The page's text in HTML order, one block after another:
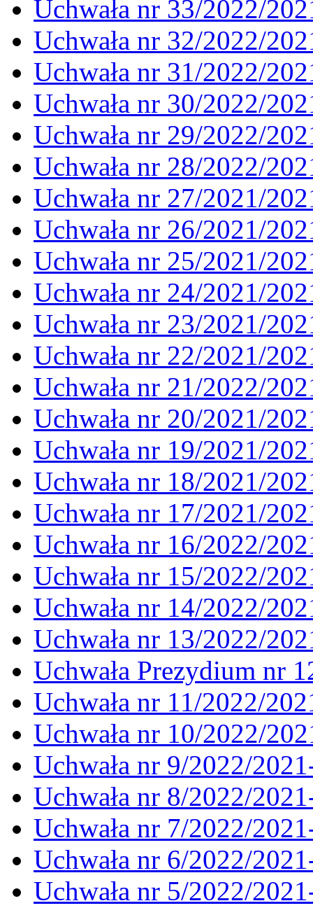
Uchwała nr 33/2022/
Uchwała nr 32/2022/
Uchwała nr 31/2022/
Uchwała nr 30/2022/
Uchwała nr 29/2022/
Uchwała nr 28/2022/
Uchwała nr 27/2021/
Uchwała nr 26/2021/
Uchwała nr 25/2021/
Uchwała nr 24/2021/
Uchwała nr 23/2021/
Uchwała nr 22/2021/
Uchwała nr 21/2022/
Uchwała nr 20/2021/
Uchwała nr 19/2021/
Uchwała nr 18/2021/
Uchwała nr 17/2021/
Uchwała nr 16/2022/
Uchwała nr 15/2022/
Uchwała nr 14/2022/
Uchwała nr 13/2022/
Uchwała Prezydium nr
Uchwała nr 11/2022/
Uchwała nr 10/2022/
Uchwała nr 9/2022/
Uchwała nr 8/2022/
Uchwała nr 7/2022/
Uchwała nr 6/2022/
Uchwała nr 5/2022/